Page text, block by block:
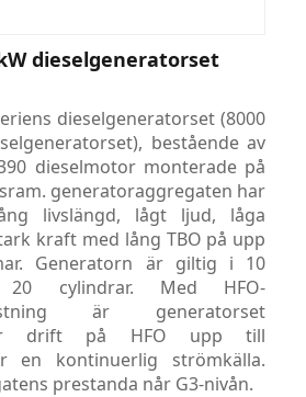
dieselgeneratorset
dieselgeneratorset (8000
bestående av
dieselmotor monterade på
generatoraggregaten har
livslängd, lågt ljud, låga
kraft med lång TBO på upp
Generatorn är giltig i 10
cylindrar. Med HFO-
är generatorset
drift på HFO upp till
en kontinuerlig strömkälla.
prestanda når G3-nivån.